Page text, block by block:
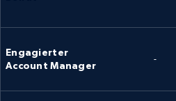
Engagierter
Account Manager
-